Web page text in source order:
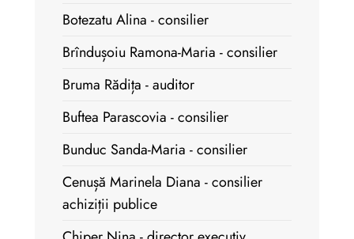
Botezatu Alina - consilier
Brîndușoiu Ramona-Maria - consilier
Bruma Rădița - auditor
Buftea Parascovia - consilier
Bunduc Sanda-Maria - consilier
Cenușă Marinela Diana - consilier
achiziții publice